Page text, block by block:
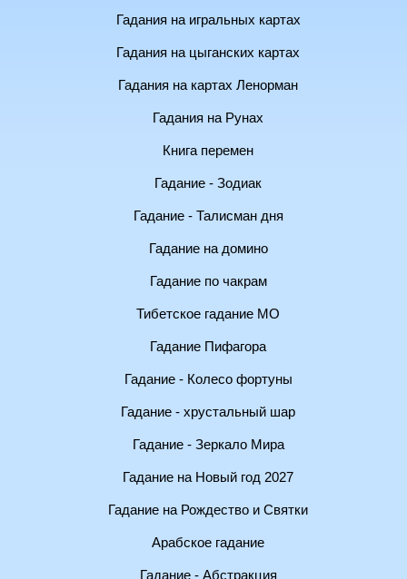
Гадания на игральных картах
Гадания на цыганских картах
Гадания на картах Ленорман
Гадания на Рунах
Книга перемен
Гадание - Зодиак
Гадание - Талисман дня
Гадание на домино
Гадание по чакрам
Тибетское гадание МО
Гадание Пифагора
Гадание - Колесо фортуны
Гадание - хрустальный шар
Гадание - Зеркало Мира
Гадание на Новый год 2027
Гадание на Рождество и Святки
Арабское гадание
Гадание - Абстракция